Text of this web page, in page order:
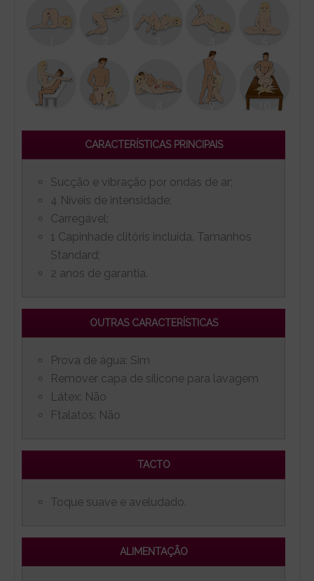
CARACTERÍSTICAS PRINCIPAIS
Sucção e vibração por ondas de ar;
4 Níveis de intensidade;
Carregável;
1 Capinhade clitóris incluída. Tamanhos
Standard;
2 anos de garantia.
OUTRAS CARACTERÍSTICAS
Prova de água: Sim
Remover capa de silicone para lavagem
Látex: Não
Ftalatos: Não
TACTO
Toque suave e aveludado.
ALIMENTAÇÃO